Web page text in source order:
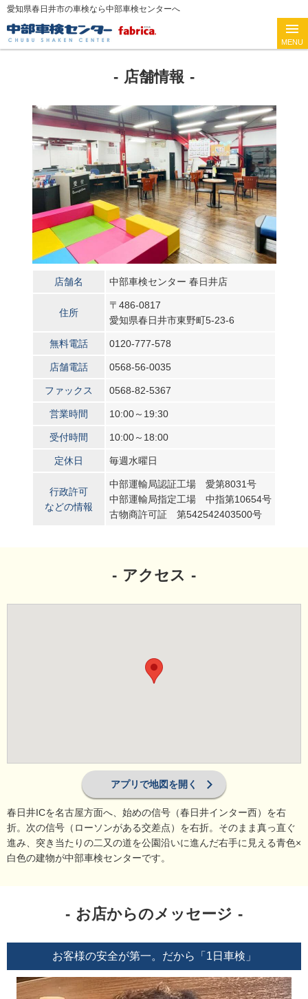
愛知県春日井市の車検なら中部車検センターへ
店舗情報
店舗名 中部車検センター 春日井店
住所
〒486-0817
愛知県春日井市東野町5-23-6
無料電話 0120-777-578
店舗電話 0568-56-0035
ファックス 0568-82-5367
営業時間 10:00～19:30
受付時間 10:00～18:00
定休日 毎週水曜日
行政許可
などの情報
中部運輸局認証工場 愛第8031号
中部運輸局指定工場 中指第10654号
古物商許可証 第542542403500号
アクセス
アプリで地図を開く
春日井ICを名古屋方面へ、始めの信号（春日井インター西）を右
折。次の信号（ローソンがある交差点）を右折。そのまま真っ直ぐ
進み、突き当たりの二又の道を公園沿いに進んだ右手に見える青色×
白色の建物が中部車検センターです。
お店からのメッセージ
お客様の安全が第一。だから「1日車検」